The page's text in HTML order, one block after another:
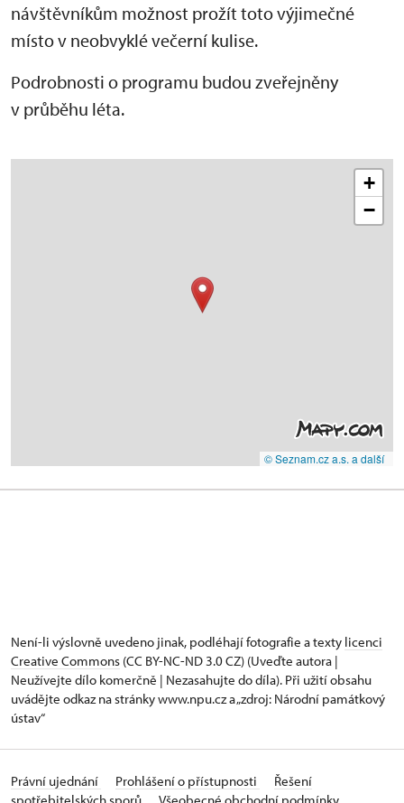
návštěvníkům možnost prožít toto výjimečné
místo v neobvyklé večerní kulise.
Podrobnosti o programu budou zveřejněny
v průběhu léta.
+
−
© Seznam.cz a.s. a další
Není-li výslovně uvedeno jinak, podléhají fotografie a texty licenci
Creative Commons (CC BY-NC-ND 3.0 CZ) (Uveďte autora |
Neužívejte dílo komerčně | Nezasahujte do díla). Při užití obsahu
uvádějte odkaz na stránky www.npu.cz a „zdroj: Národní památkový
ústav“
Právní ujednání Prohlášení o přístupnosti
Řešení